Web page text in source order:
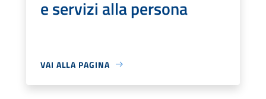
e servizi alla persona
VAI ALLA PAGINA